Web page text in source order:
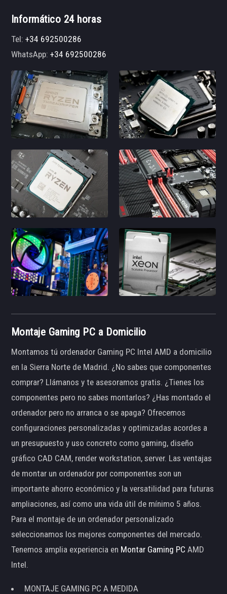
Informático 24 horas
Tel:+34 692500286
WhatsApp:+34 692500286
Montaje Gaming PC a Domicilio
Montamos tú ordenador Gaming PC Intel AMD a domicilio
en la Sierra Norte de Madrid. ¿No sabes que componentes
comprar? Llámanos y te asesoramos gratis. ¿Tienes los
componentes pero no sabes montarlos? ¿Has montado el
ordenador pero no arranca o se apaga? Ofrecemos
configuraciones personalizadas y optimizadas acordes a
un presupuesto y uso concreto como gaming, diseño
gráfico CAD CAM, render workstation, server. Las ventajas
de montar un ordenador por componentes son un
importante ahorro económico y la versatilidad para futuras
ampliaciones, así como una vida útil de mínimo 5 años.
Para el montaje de un ordenador personalizado
seleccionamos los mejores componentes del mercado.
Tenemos amplia experiencia en Montar Gaming PC AMD
Intel.
MONTAJE GAMING PC A MEDIDA